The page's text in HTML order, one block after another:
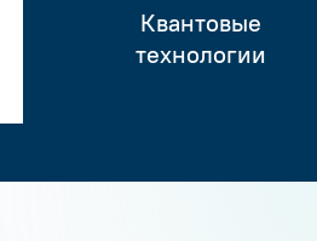
Квантовые
технологии